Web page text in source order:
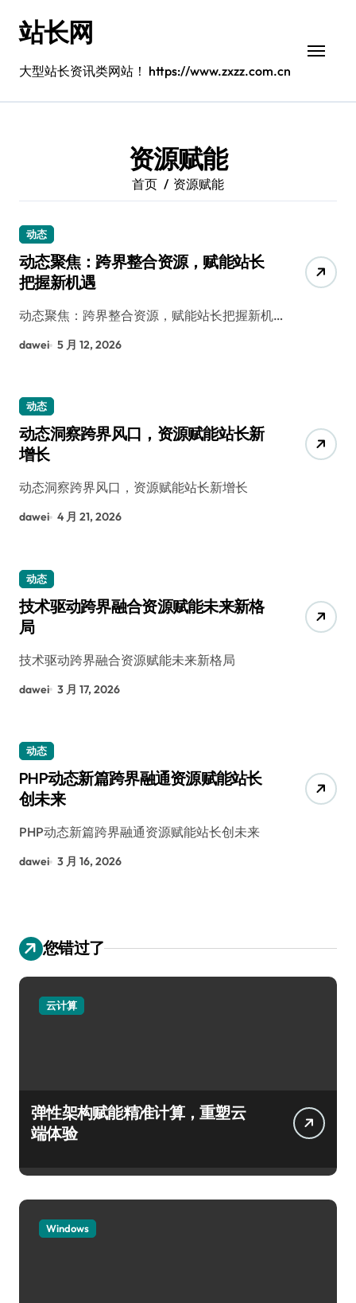
站长网
大型站长资讯类网站！ https://www.zxzz.com.cn
资源赋能
首页 资源赋能
动态
动态聚焦：跨界整合资源，赋能站长
把握新机遇
动态聚焦：跨界整合资源，赋能站长把握新机…
dawei 5 月 12, 2026
动态
动态洞察跨界风口，资源赋能站长新
增长
动态洞察跨界风口，资源赋能站长新增长
dawei 4 月 21, 2026
动态
技术驱动跨界融合资源赋能未来新格
局
技术驱动跨界融合资源赋能未来新格局
dawei 3 月 17, 2026
动态
PHP动态新篇跨界融通资源赋能站长
创未来
PHP动态新篇跨界融通资源赋能站长创未来
dawei 3 月 16, 2026
您错过了
云计算
弹性架构赋能精准计算，重塑云
端体验
Windows